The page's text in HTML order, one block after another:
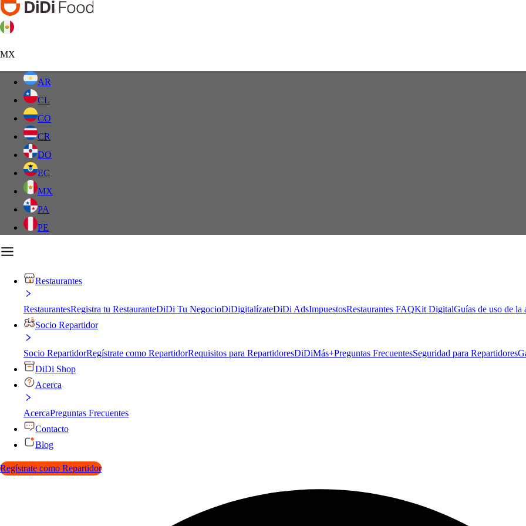
MX
AR
CL
CO
CR
DO
EC
MX
PA
PE
Restaurantes
RestaurantesRegistra tu RestauranteDiDi Tu NegocioDiDigitalízateDiDi AdsImpuestosRestaurantes FAQKit DigitalGuías de uso de la
Socio Repartidor
Socio RepartidorRegístrate como RepartidorRequisitos para RepartidoresDiDiMás+Preguntas FrecuentesSeguridad para Repartidores
DiDi Shop
Acerca
AcercaPreguntas Frecuentes
Contacto
Blog
Regístrate como Repartidor